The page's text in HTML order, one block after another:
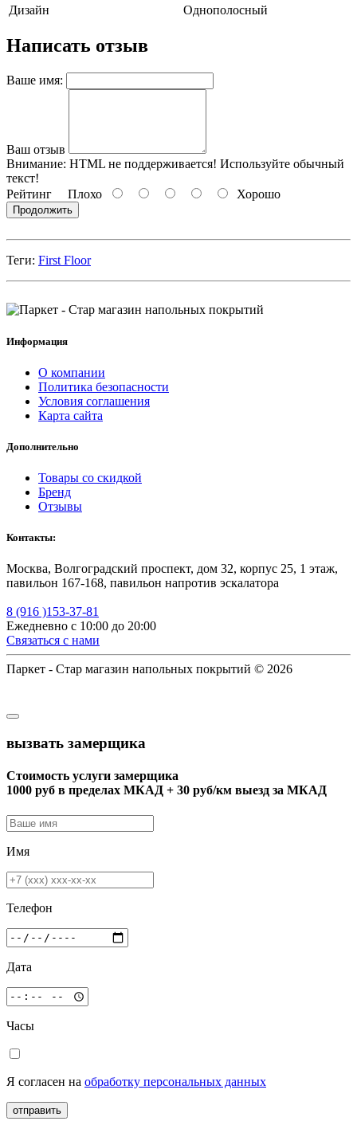
Дизайн
Однополосный
Написать отзыв
Ваше имя:
Ваш отзыв
Внимание: HTML не поддерживается! Используйте обычный
текст!
Рейтинг Плохо Хорошо
Продолжить
Теги: First Floor
Информация
О компании
Политика безопасности
Условия соглашения
Карта сайта
Дополнительно
Товары со скидкой
Бренд
Отзывы
Контакты:
Москва, Волгоградский проспект, дом 32, корпус 25, 1 этаж,
павильон 167-168, павильон напротив эскалатора
8 (916 )153-37-81
Ежедневно с 10:00 до 20:00
Связаться с нами
Паркет - Стар магазин напольных покрытий © 2026
вызвать замерщика
Стоимость услуги замерщика
1000 руб в пределах МКАД + 30 руб/км выезд за МКАД
Имя
Телефон
Дата
Часы
Я согласен на обработку персональных данных
отправить